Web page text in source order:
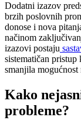
Dodatni izazov
brzih poslovnih
donose i nova
načinom
izazovi postaju
sistematičan pristup
smanjila mogućnost
Kako
probleme?